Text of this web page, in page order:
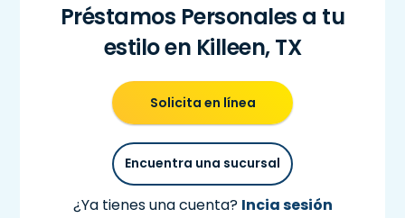
Préstamos Personales a tu
estilo en Killeen, TX
Solicita en línea
Encuentra una sucursal
¿Ya tienes una cuenta? Incia sesión